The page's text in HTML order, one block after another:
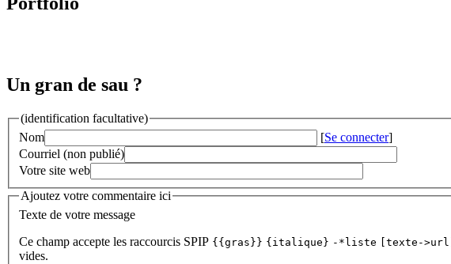
Un gran de sau ?
(identification facultative)
Nom
[Se connecter]
Courriel (non publié)
Votre site web
Ajoutez votre commentaire ici
Texte de votre message
Ce champ accepte les raccourcis SPIP {{gras}} {italique} -*liste [texte->url]
vides.